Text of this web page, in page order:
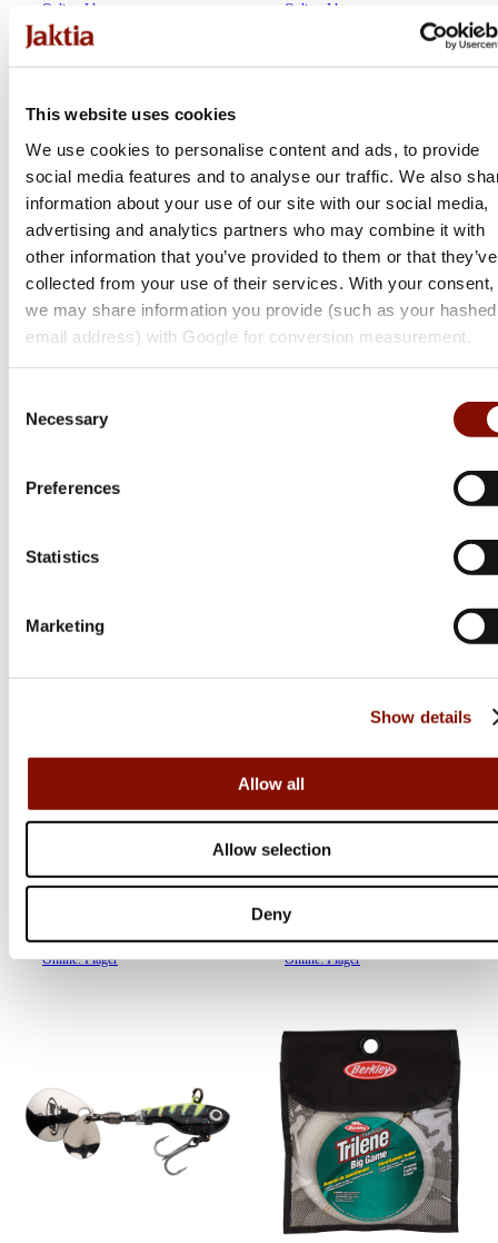
This website uses cookies
We use cookies to personalise content and ads, to provide
social media features and to analyse our traffic. We also
information about your use of our site with our social media,
advertising and analytics partners who may combine it with
other information that you’ve provided to them or that they’ve
collected from your use of their services. With your consent,
we may share information you provide (such as your hashed
email address) with Google for conversion measurement.
Selection
Necessary
Preferences
Statistics
Marketing
Show details
Allow all
Allow selection
Deny
Online: I lager Online: I lager
Berkley
Medlemspris
Online: I lager
Berkley
Flera varianter
Online: I lager
Berkley
Från 139 kr
Online: I lager